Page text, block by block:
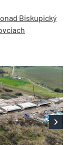
Biskupický